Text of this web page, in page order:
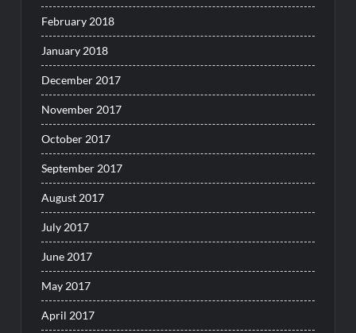
February 2018
January 2018
December 2017
November 2017
October 2017
September 2017
August 2017
July 2017
June 2017
May 2017
April 2017